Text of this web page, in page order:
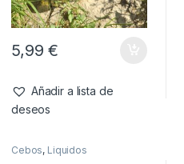
5,99€
Añadir a lista de
deseos
Cebos, Liquidos